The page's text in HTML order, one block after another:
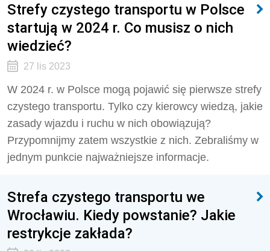
Strefy czystego transportu w Polsce
startują w 2024 r. Co musisz o nich
wiedzieć?
27 lis 2023
W 2024 r. w Polsce mogą pojawić się pierwsze strefy
czystego transportu. Tylko czy kierowcy wiedzą, jakie
zasady wjazdu i ruchu w nich obowiązują?
Przypomnijmy zatem wszystkie z nich. Zebraliśmy w
jednym punkcie najważniejsze informacje.
Strefa czystego transportu we
Wrocławiu. Kiedy powstanie? Jakie
restrykcje zakłada?